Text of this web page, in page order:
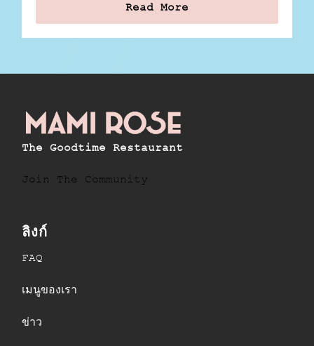
Read More
The Goodtime Restaurant
Join The Community
ลิงก์
FAQ
เมนูของเรา
ข่าว